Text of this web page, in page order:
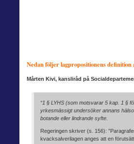
Nedan följer lagpropositionens definition
Mårten Kivi, kansliråd på
“1 § LYHS (som motsvarar 5 kap. 1 §
yrkesmässigt undersöker annans
botande eller lindrande syfte.
Regeringen skriver (s. 156):
kvacksalverilagen anges att en